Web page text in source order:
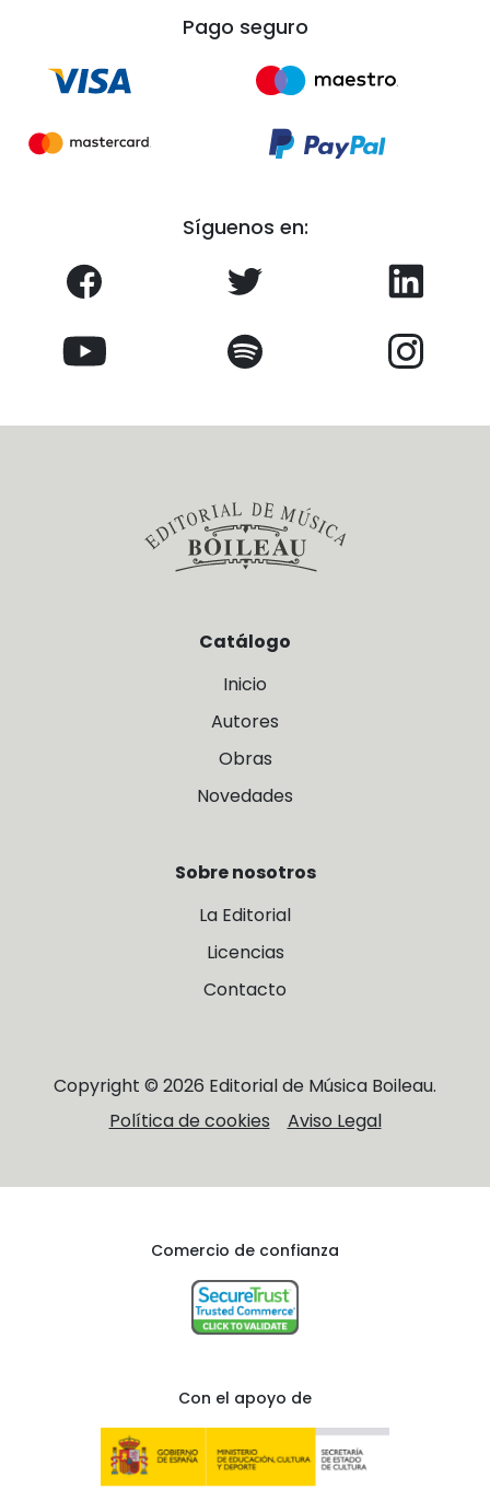
Pago seguro
Síguenos en:
Catálogo
Inicio
Autores
Obras
Novedades
Sobre nosotros
La Editorial
Licencias
Contacto
Copyright © 2026 Editorial de Música Boileau.
Política de cookies
Aviso Legal
Comercio de confianza
Con el apoyo de